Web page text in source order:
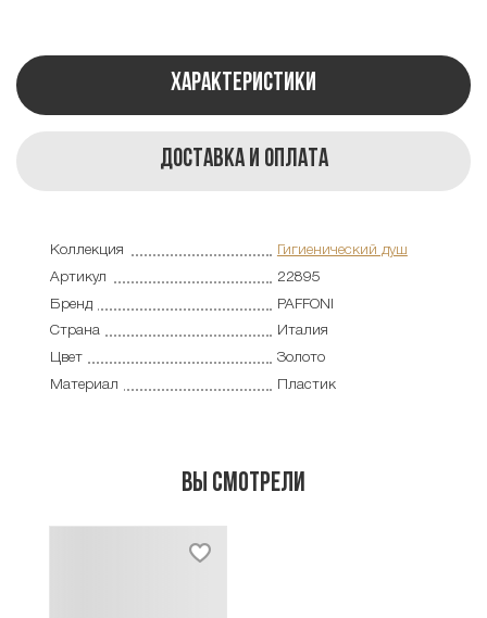
Характеристики
Доставка и оплата
Коллекция
Гигиенический душ
Артикул
22895
Бренд
PAFFONI
Страна
Италия
Цвет
Золото
Материал
Пластик
Вы смотрели